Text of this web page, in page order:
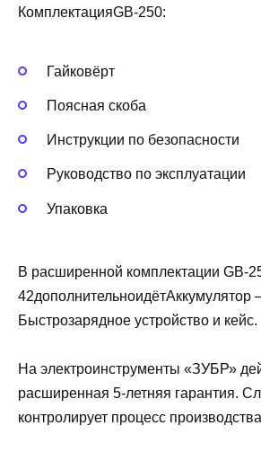
КомплектацияGB-250:
Гайковёрт
Поясная скоба
Инструкции по безопасности
Руководство по эксплуатации
Упаковка
В расширенной комплектации GB-
42дополнительноидётАккумулятор
Быстрозарядное устройство и кейс.
На электроинструменты «ЗУБР»
расширенная 5-летняя гарантия.
контролирует процесс